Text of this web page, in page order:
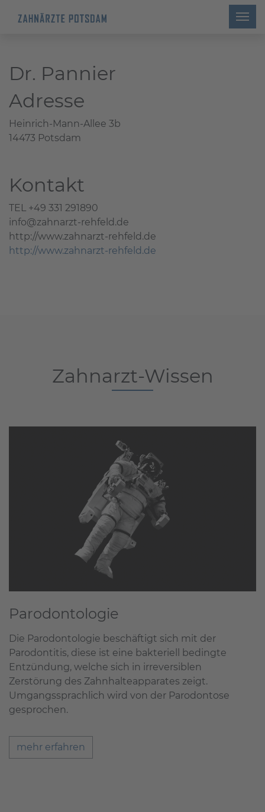
Dr. Pannier
Adresse
Heinrich-Mann-Allee 3b
14473 Potsdam
Kontakt
TEL +49 331 291890
info@zahnarzt-rehfeld.de
http://www.zahnarzt-rehfeld.de
http://www.zahnarzt-rehfeld.de
Zahnarzt-Wissen
Parodontologie
Die Parodontologie beschäftigt sich mit der
Parodontitis, diese ist eine bakteriell bedingte
Entzündung, welche sich in irreversiblen
Zerstörung des Zahnhalteapparates zeigt.
Umgangssprachlich wird von der Parodontose
gesprochen.
mehr erfahren